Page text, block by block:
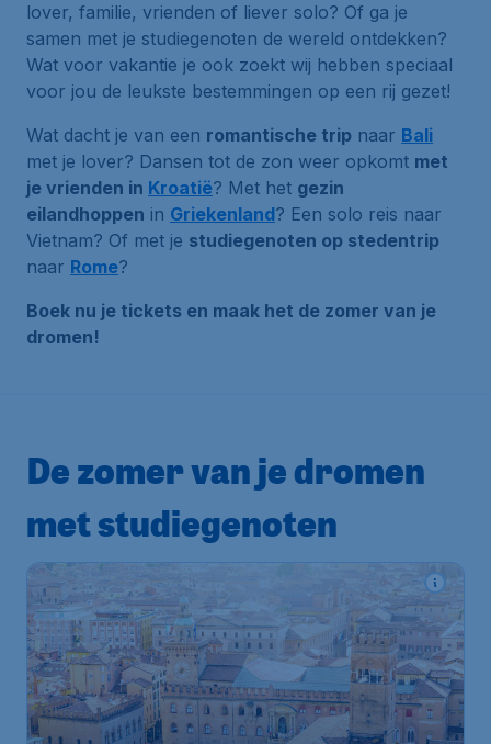
lover, familie, vrienden of liever solo? Of ga je
samen met je studiegenoten de wereld ontdekken?
Wat voor vakantie je ook zoekt wij hebben speciaal
voor jou de leukste bestemmingen op een rij gezet!
Wat dacht je van een romantische trip naar Bali
met je lover? Dansen tot de zon weer opkomt met
je vrienden in Kroatië? Met het gezin
eilandhoppen in Griekenland? Een solo reis naar
Vietnam? Of met je studiegenoten op stedentrip
naar Rome?
Boek nu je tickets en maak het de zomer van je
dromen!
De zomer van je dromen
met studiegenoten